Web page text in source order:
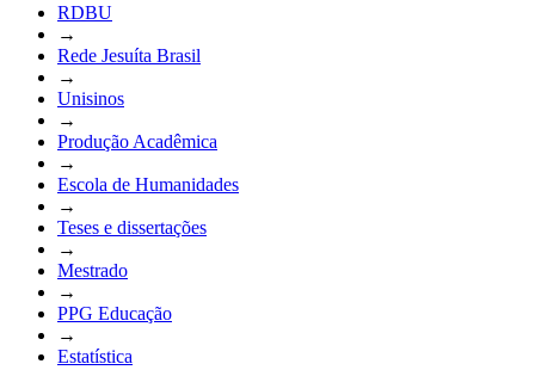
RDBU
→
Rede Jesuíta Brasil
→
Unisinos
→
Produção Acadêmica
→
Escola de Humanidades
→
Teses e dissertações
→
Mestrado
→
PPG Educação
→
Estatística